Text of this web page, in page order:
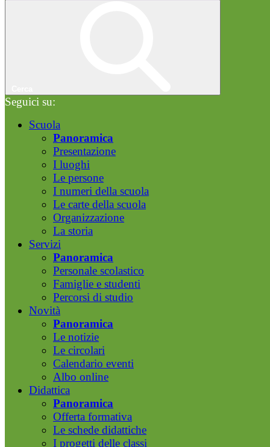
Seguici su:
Scuola
Panoramica
Presentazione
I luoghi
Le persone
I numeri della scuola
Le carte della scuola
Organizzazione
La storia
Servizi
Panoramica
Personale scolastico
Famiglie e studenti
Percorsi di studio
Novità
Panoramica
Le notizie
Le circolari
Calendario eventi
Albo online
Didattica
Panoramica
Offerta formativa
Le schede didattiche
I progetti delle classi